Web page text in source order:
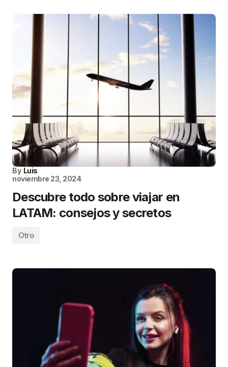
By Luis
noviembre 23, 2024
Descubre todo sobre viajar en
LATAM: consejos y secretos
Otro